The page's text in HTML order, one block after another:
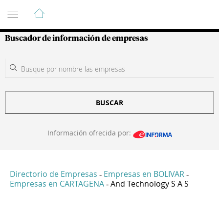
Guía de Empresas Colombianas
Buscador de información de empresas
BUSCAR
Información ofrecida por:
Directorio de Empresas - Empresas en BOLIVAR -
Empresas en CARTAGENA - And Technology S A S